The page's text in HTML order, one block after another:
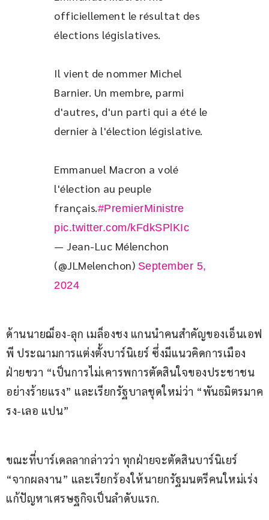
officiellement le résultat des
élections législatives.
Il vient de nommer Michel
Barnier. Un membre, parmi
d'autres, d'un parti qui a été le
dernier à l'élection législative.
Emmanuel Macron a volé
l'élection au peuple
français.#PremierMinistre
pic.twitter.com/kFdkSPlKIc
— Jean-Luc Mélenchon
(@JLMelenchon) September 5,
2024
ด้านนายฌ็อง-ลุก เมล็องชง แกนนำคนสำคัญของเอ็นเอฟ
พี ประณามการแต่งตั้งบาร์นิเยร์ ซึ่งมีแนวคิดการเมือง
ฝ่ายขวา “เป็นการไม่เคารพการตัดสินใจของประชาชน
อย่างร้ายแรง” และเรียกรัฐบาลชุดใหม่ว่า “พันธมิตรมาค
รง-เลอ แปน”
ขณะที่บาร์เดลลากล่าวว่า ทุกฝ่ายจะตัดสินบาร์นิเยร์
“จากผลงาน” และเรียกร้องให้นายกรัฐมนตรีคนใหม่เร่ง
แก้ปัญหาเศรษฐกิจเป็นลำดับแรก.